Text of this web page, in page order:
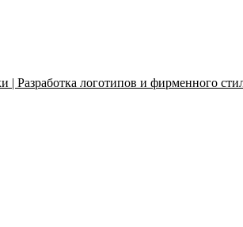
Разработка логотипов и фирменного